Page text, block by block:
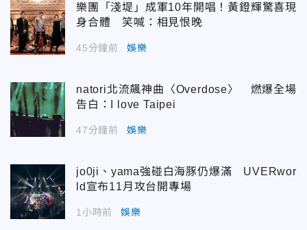
樂團「淺堤」成軍10年開唱！黃鐙輝驚喜現
身合體 笑喊：相見恨晚
45分鐘前 娛樂
natori北流飆神曲〈Overdose〉 燃爆全場
告白：I love Taipei
47分鐘前 娛樂
jo0ji、yama強碰白海豚仍爆滿 UVERwor
ld宣布11月攻台開專場
1小時前 娛樂